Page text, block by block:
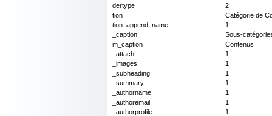
dertype
2
tion
Catégorie de
tion_append_name
1
_caption
Sous-
m_caption
Contenus
_attach
1
_images
1
_subheading
1
_summary
1
_authorname
1
_authoremail
1
_authorprofile
1